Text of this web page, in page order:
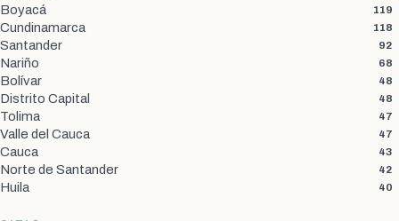
Boyacá 119
Cundinamarca 118
Santander 92
Nariño 68
Bolívar 48
Distrito Capital 48
Tolima 47
Valle del Cauca 47
Cauca 43
Norte de Santander 42
Huila 40